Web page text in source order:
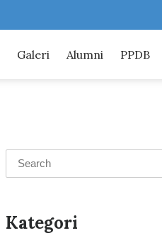
Galeri Alumni PPDB
Kategori